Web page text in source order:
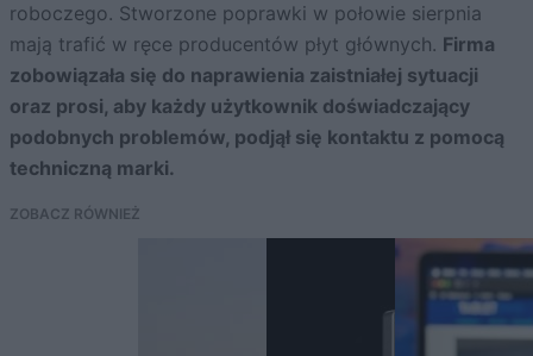
roboczego. Stworzone poprawki w połowie sierpnia
mają trafić w ręce producentów płyt głównych. Firma
zobowiązała się do naprawienia zaistniałej sytuacji
oraz prosi, aby każdy użytkownik doświadczający
podobnych problemów, podjął się kontaktu z pomocą
techniczną marki.
ZOBACZ RÓWNIEŻ